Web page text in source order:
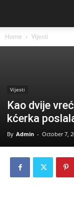
Home Vijesti
Vijesti
Kao dvije
kćerka
By Admin - October 7,